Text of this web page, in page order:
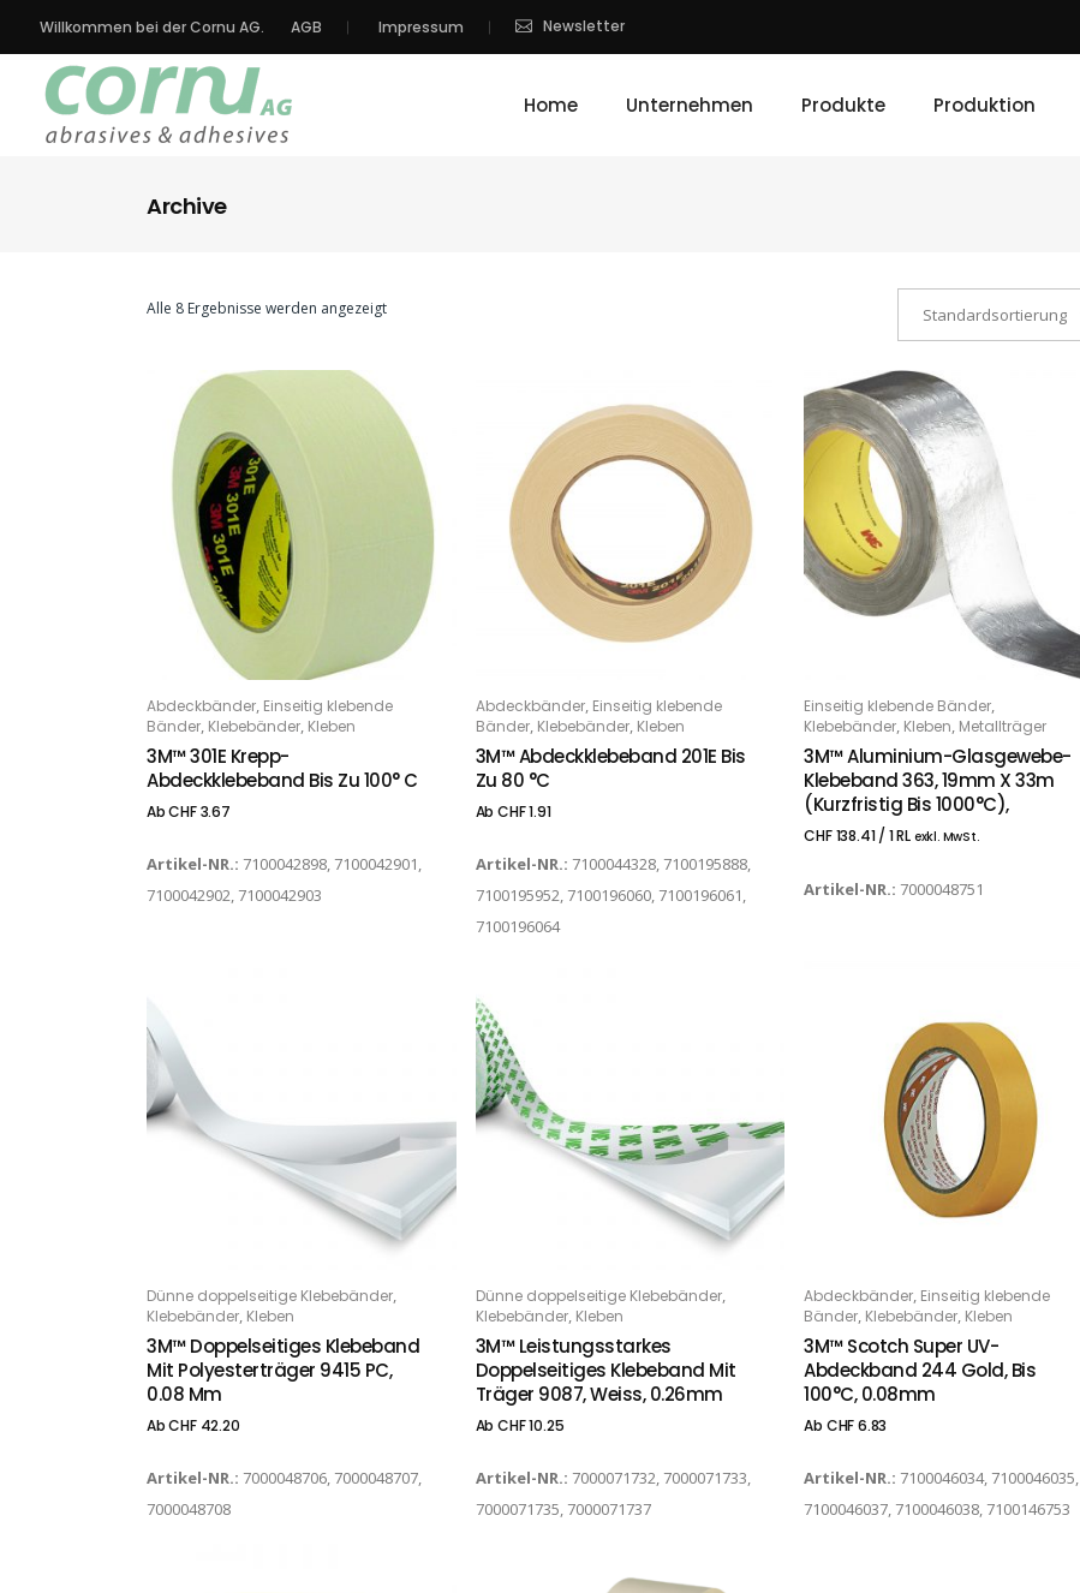
Willkommen bei der Cornu AG. AGB Impressum Newsletter
Home Unternehmen Produkte Produktion
Archive
Alle 8 Ergebnisse werden angezeigt Standardsortierung
OPTIONS
Abdeckbänder Einseitig klebende
Bänder Klebebänder Kleben
3M™ 301E Krepp-
Abdeckklebeband Bis Zu 100° C
AbCHF3.67
Artikel-NR.: 7100042898, 7100042901,
7100042902, 7100042903
OPTIONS
Abdeckbänder, Einseitig klebende
Bänder, Klebebänder, Kleben
3M™ Abdeckklebeband 201E Bis
Zu 80 °C
AbCHF1.91
Artikel-NR.: 7100044328, 7100195888,
7100195952, 7100196060, 7100196061,
7100196064
IN DEN WARENKORB
Einseitig klebende Bänder
Klebebänder Kleben Metallträger
3M™ Aluminium-Glasgewebe-
Klebeband 363, 19mm X 33m
(kurzfristig Bis 1000°C),
CHF138.41/ 1 RL exkl. MwSt.
Artikel-NR.: 7000048751
OPTIONS
Dünne doppelseitige Klebebänder,
Klebebänder, Kleben
3M™ Doppelseitiges Klebeband
Mit Polyesterträger 9415 PC,
0.08 Mm
AbCHF42.20
Artikel-NR.: 7000048706, 7000048707,
7000048708
OPTIONS
Dünne doppelseitige Klebebänder,
Klebebänder, Kleben
3M™ Leistungsstarkes
Doppelseitiges Klebeband Mit
Träger 9087, Weiss, 0.26mm
AbCHF10.25
Artikel-NR.: 7000071732, 7000071733,
7000071735, 7000071737
OPTIONS
Abdeckbänder, Einseitig klebende
Bänder, Klebebänder, Kleben
3M™ Scotch Super UV-
Abdeckband 244 Gold, Bis
100°C, 0.08mm
Ab CHF6.83
Artikel-NR.: 7100046034, 7100046035,
7100046037, 7100046038, 7100146753